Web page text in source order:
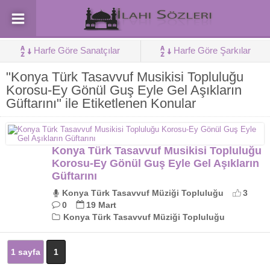
Harfe Göre Sanatçılar Harfe Göre Şarkılar
"Konya Türk Tasavvuf Musikisi Topluluğu
Korosu-Ey Gönül Guş Eyle Gel Aşıkların
Güftarını" ile Etiketlenen Konular
Konya Türk Tasavvuf Musikisi Topluluğu
Korosu-Ey Gönül Guş Eyle Gel Aşıkların
Güftarını
Konya Türk Tasavvuf Müziği Topluluğu
3
0
19 Mart
Konya Türk Tasavvuf Müziği Topluluğu
1 sayfa 1